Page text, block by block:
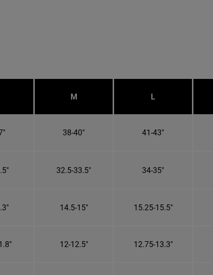
M L
38-40" 41-43"
32.5-33.5" 34-35"
14.5-15" 15.25-15.5"
12-12.5" 12.75-13.3"